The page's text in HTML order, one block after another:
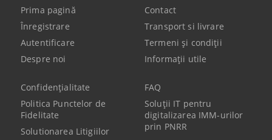
Prima pagină
Înregistrare
Autentificare
Despre noi
Contact
Transport si livrare
Termeni şi condiţii
Informaţii utile
Confidenţialitate
Politica Punctelor de
Fidelitate
Solutionarea Litigiilor
FAQ
Soluții IT pentru
digitalizarea IMM-urilor
prin PNRR